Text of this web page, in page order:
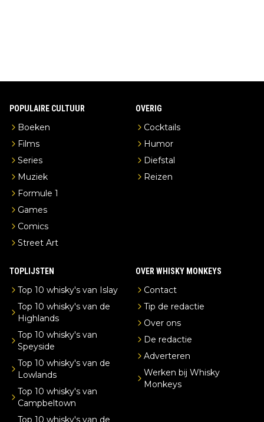
POPULAIRE CULTUUR
Boeken
Films
Series
Muziek
Formule 1
Games
Comics
Street Art
OVERIG
Cocktails
Humor
Diefstal
Reizen
TOPLIJSTEN
Top 10 whisky's van Islay
Top 10 whisky's van de
Highlands
Top 10 whisky's van
Speyside
Top 10 whisky's van de
Lowlands
Top 10 whisky's van
Campbeltown
Top 10 whisky's van de
OVER WHISKY MONKEYS
Contact
Tip de redactie
Over ons
De redactie
Adverteren
Werken bij Whisky
Monkeys